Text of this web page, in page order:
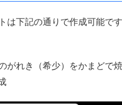
下記の通りで作成可能です
がれき（希少）をかまどで焼